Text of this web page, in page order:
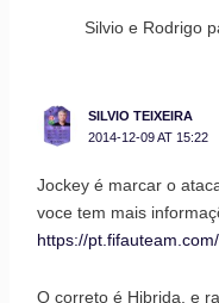
Silvio e Rodrigo
SILVIO TEIXEIRA
2014-12-09 AT 15:22
Jockey é marcar o
voce tem mais
https://
O correto é Hibrida, e